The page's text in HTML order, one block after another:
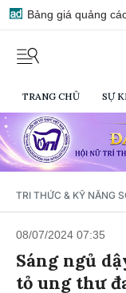
Bảng giá quảng
TRANG CHỦ SỰ
TRI THỨC & KỸ NĂNG
08/07/2024 07:35
Sáng ngủ
tỏ ung thư